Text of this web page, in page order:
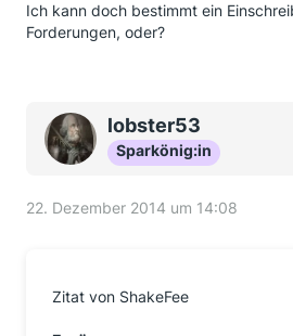
Ich kann doch bestimmt ein
Forderungen, oder?
lobster53
Sparkönig:in
22. Dezember 2014 um 14:08
Zitat von ShakeFee